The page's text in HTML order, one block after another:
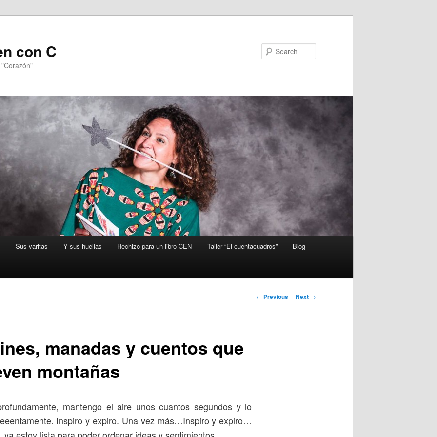
con C
Sus varitas Y sus huellas Hechizo para un libro CEN Taller “El cuentacuadros” Blog
Post
← Previous Next →
manadas y cuentos que
montañas
mantengo el aire unos cuantos segundos y lo
Inspiro y expiro. Una vez más…Inspiro y expiro…
ya estoy lista para poder ordenar ideas y sentimientos.